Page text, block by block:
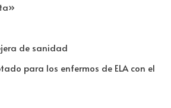
de sanidad
para los enfermos de ELA con el